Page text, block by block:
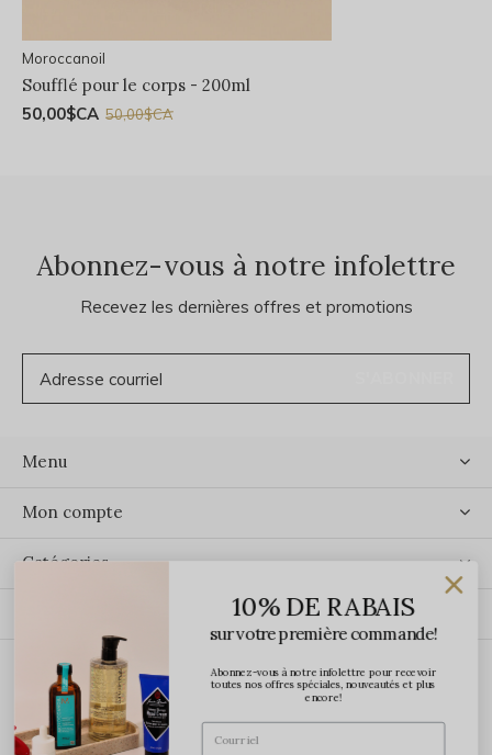
Moroccanoil
Soufflé pour le corps - 200ml
50,00$CA 50,00$CA
Abonnez-vous à notre infolettre
Recevez les dernières offres et promotions
Menu
Mon compte
Catégories
ÉCRIVEZ-NOUS
10% DE RABAIS
sur votre première commande!
Abonnez-vous à notre infolettre pour recevoir
toutes nos offres spéciales, nouveautés et plus
encore!